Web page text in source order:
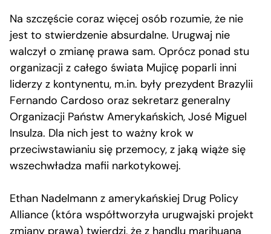
Na szczęście coraz więcej osób rozumie, że nie
jest to stwierdzenie absurdalne. Urugwaj nie
walczył o zmianę prawa sam. Oprócz ponad stu
organizacji z całego świata Mujicę poparli inni
liderzy z kontynentu, m.in. były prezydent Brazylii
Fernando Cardoso oraz sekretarz generalny
Organizacji Państw Amerykańskich, José Miguel
Insulza. Dla nich jest to ważny krok w
przeciwstawianiu się przemocy, z jaką wiąże się
wszechwładza mafii narkotykowej.
Ethan Nadelmann z amerykańskiej Drug Policy
Alliance (która współtworzyła urugwajski projekt
zmiany prawa) twierdzi, że z handlu marihuaną